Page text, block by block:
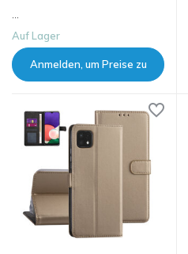
Auf Lager
Anmelden, um Preise zu